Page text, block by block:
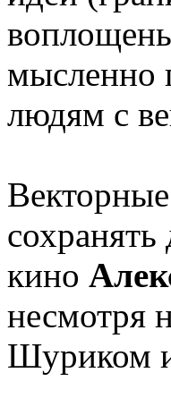
мысленно
людям с
кино
несмотря
Шуриком